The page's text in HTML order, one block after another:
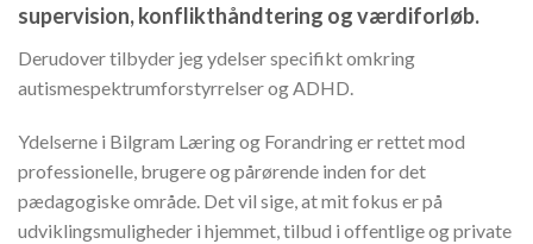
supervision, konflikthåndtering og værdiforløb.
Derudover tilbyder jeg ydelser specifikt omkring
autismespektrumforstyrrelser og ADHD.
Ydelserne i Bilgram Læring og Forandring er rettet mod
professionelle, brugere og pårørende inden for det
pædagogiske område. Det vil sige, at mit fokus er på
udviklingsmuligheder i hjemmet, tilbud i offentlige og private